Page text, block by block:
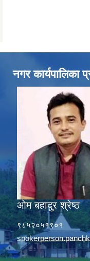
नगर कार्यपालिका
ओम बहादुर श्रेष्ठ
९८५२०५१९०१